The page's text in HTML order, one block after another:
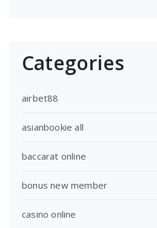
Categories
airbet88
asianbookie all
baccarat online
bonus new member
casino online